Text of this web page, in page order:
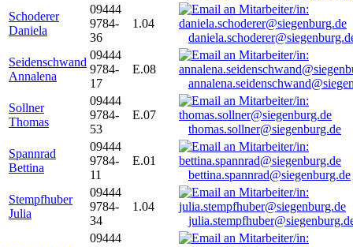
Schoderer
Daniela
09444
9784-
36
1.04
Seidenschwand
Annalena
09444
9784-
17
E.08
Sollner
Thomas
09444
9784-
53
E.07
thomas.sollner@siegenburg.de
Spannrad
Bettina
09444
9784-
11
E.01
bettina.spannrad@siegenburg.de
Stempfhuber
Julia
09444
9784-
34
1.04
09444